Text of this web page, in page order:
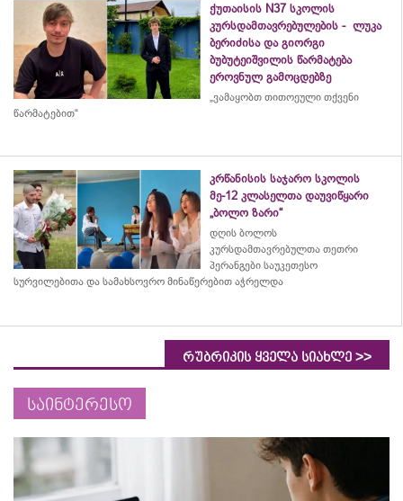
ქუთაისის N37 სკოლის
კურსდამთავრებულების - ლუკა
ბერიძისა და გიორგი
ბუბუტეიშვილის წარმატება
ეროვნულ გამოცდებზე
„ვამაყობთ თითოეული თქვენი
წარმატებით“
კრწანისის საჯარო სკოლის
მე-12 კლასელთა დაუვიწყარი
„ბოლო ზარი“
დღის ბოლოს
კურსდამთავრებულთა თეთრი
პერანგები საუკეთესო
სურვილებითა და სამახსოვრო მინაწერებით აჭრელდა
რუბრიკის ყველა სიახლე >>
საინტერესო